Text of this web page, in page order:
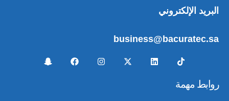
البريد الإلكتروني
business@bacuratec.sa
روابط مهمة